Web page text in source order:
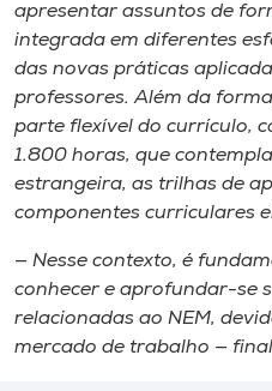
apresentar assuntos de
integrada em diferentes
das novas práticas
professores. Além da
parte flexível do currículo,
1.800 horas, que
estrangeira, as trilhas de
componentes curriculares
— Nesse contexto, é
conhecer e aprofundar-se
relacionadas ao NEM,
mercado de trabalho —